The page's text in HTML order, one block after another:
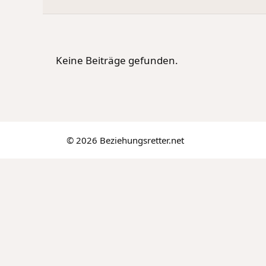
Keine Beiträge gefunden.
© 2026 Beziehungsretter.net